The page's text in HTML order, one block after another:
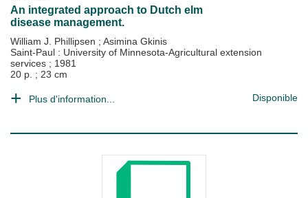
An integrated approach to Dutch elm
disease management.
William J. Phillipsen ; Asimina Gkinis
Saint-Paul : University of Minnesota-Agricultural extension
services ; 1981
20 p. ; 23 cm
Plus d'information... Disponible